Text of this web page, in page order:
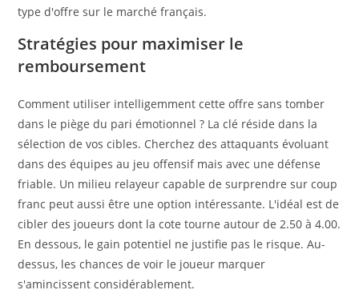
type d'offre sur le marché français.
Stratégies pour maximiser le
remboursement
Comment utiliser intelligemment cette offre sans tomber
dans le piège du pari émotionnel ? La clé réside dans la
sélection de vos cibles. Cherchez des attaquants évoluant
dans des équipes au jeu offensif mais avec une défense
friable. Un milieu relayeur capable de surprendre sur coup
franc peut aussi être une option intéressante. L'idéal est de
cibler des joueurs dont la cote tourne autour de 2.50 à 4.00.
En dessous, le gain potentiel ne justifie pas le risque. Au-
dessus, les chances de voir le joueur marquer
s'amincissent considérablement.